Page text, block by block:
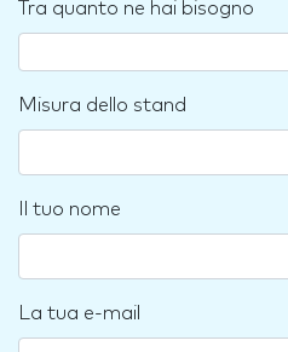
Tra quanto ne hai bisogno
Misura dello stand
Il tuo nome
La tua e-mail